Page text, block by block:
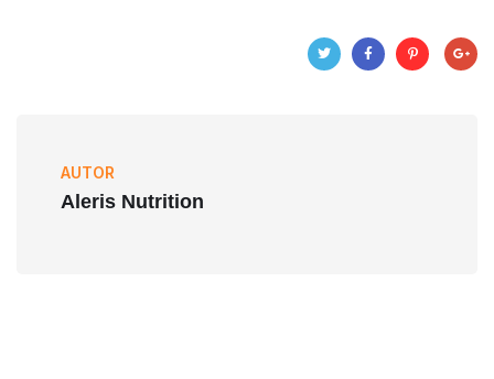
AUTOR
Aleris Nutrition